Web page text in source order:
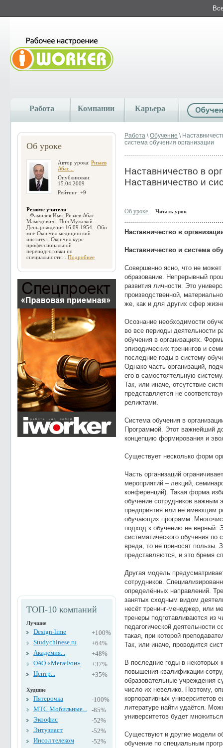
Работа Компании Карьера
Об уроке
Автор урока: Ризаев
Абас...
Опубликован:
15.04.2009
Рейтинг: +9
Резюме учителя
- Фамилия Имя: Ризаев Абас
Мамедович - Пол Мужской -
День рождения 16.09.1954 - Обо
мне Окончил медицинский
институт. Окончил курс
профессиональной
переподготовки по
специальности... Подробнее
ТОП-10 компаний
Лучшие
Design-lime
+100%
Studychinese.ru
+64%
Академия...
+48%
ОАО «МегаФон»
+37%
Центр...
+35%
Худшие
Пятерочка
-100%
МТС Мобильные... -85%
Экоофис
-52%
Энтузиаст
-52%
Инсол телеком
-52%
Работа \Обучение \
система обучения организации
Наставничество в
Наставничество и
Об уроке Читать урок
Наставничество в
Наставничество и система
Совершенно ясно, что не
образование. Непрерывный
развития личности. Это
производственной,
же, как и для других сфер
Осознание необходимости
во все периоды деятельности
обучения в организациях.
эпизодических тренингов и
последние годы в систему
Однако часть организаций,
его в самостоятельную
Так, или иначе, отсутствие
представляется не
реликтами.
Система обучения в
Программой. Этот важнейший
концепцию формирования и
Существует несколько форм
Часть организаций
мероприятий – лекций,
конференций). Такая форма
обучение сотрудников важным
предприятия или не имеющим
обучающих программ.
подход к обучению не верный.
систематического обучения
вреда, то не приносят пользы.
представляются, и это бремя
Другая модель
сотрудников.
определённых направлений.
занятых сходным видом
несёт тренинг-менеджер, или
тренеры подготавливаются из
педагогической деятельности
такая, при которой
Так, или иначе, проводится
В последние годы в некоторых
повышения квалификации
образовательные учреждения
число их невелико. Поэтому,
корпоративных университетов
литературе найти удаётся.
университетов будет
Существуют и другие модели
обучение по специальным